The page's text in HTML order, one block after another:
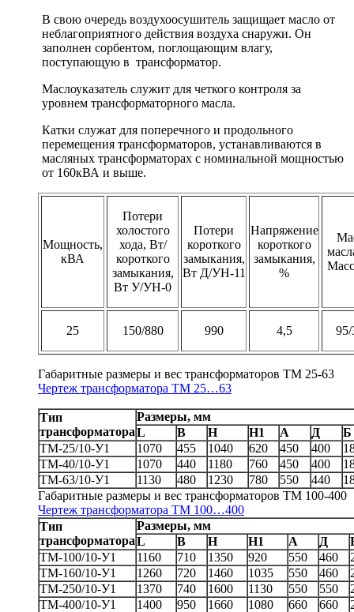
В свою очередь воздухоосушитель защищает масло от
неблагоприятного действия воздуха снаружи. Он
заполнен сорбентом, поглощающим влагу,
поступающую в трансформатор.
Маслоуказатель служит для четкого контроля за
уровнем трансформаторного масла.
Катки служат для поперечного и продольного
перемещения трансформаторов, устанавливаются в
масляных трансформаторах с номинальной мощностью
от 160кВА и выше.
Мощность,
кВА
Потери
холостого
хода, Вт/
короткого
замыкания,
Вт У/УН-0
Потери
короткого
замыкания,
Вт Д/УН-11
Напряжение
короткого
замыкания,
%
25 150/880 990 4,5 95/
Габаритные размеры и вес трансформаторов ТМ 25-63
Чертеж трансформатора TM 25…63
Тип
трансформатора
Размеры, мм
L
B H H1 A Д
Б
ТМ-25/10-У1
1070 455 1040 620 450 400
ТМ-40/10-У1
1070 440 1180 760 450 400
ТМ-63/10-У1
1130 480 1230 780 550 440
Габаритные размеры и вес трансформаторов ТМ 100-400
Чертеж трансформатора TM 100…400
Тип
трансформатора
Размеры, мм
L
B H H1 A Д
ТМ-100/10-У1
1160 710 1350 920 550 460
ТМ-160/10-У1
1260 720 1460 1035 550 460
ТМ-250/10-У1
1370 740 1600 1130 550 550
ТМ-400/10-У1
1400 950 1660 1080 660 660